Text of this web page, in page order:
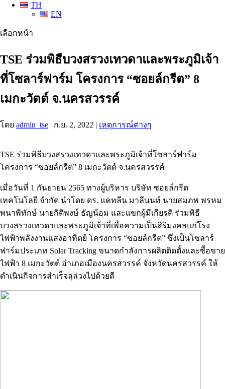
TH
EN
เลือกหน้า
TSE ร่วมพิธีบวงสรวงเทวดาและพระภูมิเจ้า
ที่โซลาร์ฟาร์ม โครงการ “ซอยล์กรีต” 8
เมกะวัตต์ จ.นครสวรรค์
โดย admin_tse | ก.ย. 2, 2022 | เหตุการณ์ต่างๆ
TSE ร่วมพิธีบวงสรวงเทวดาและพระภูมิเจ้าที่โซลาร์ฟาร์ม
โครงการ “ซอยล์กรีต” 8 เมกะวัตต์ จ.นครสวรรค์
เมื่อวันที่ 1 กันยายน 2565 ทางผู้บริหาร บริษัท ซอยล์กรีต
เทคโนโลยี จำกัด นำโดย ดร. แคทลีน มาลีนนท์ นายสมภพ พรหม
พนาพิทักษ์ นายกิติพงษ์ ธัญน้อม และแขกผู้มีเกียรติ ร่วมพิธี
บวงสรวงเทวดาและพระภูมิเจ้าที่เพื่อความเป็นสิริมงคลแก่โรง
ไฟฟ้าพลังงานแสงอาทิตย์ โครงการ “ซอยล์กรีต” ซึ่งเป็นโซลาร์
ฟาร์มประเภท Solar Tracking ขนาดกำลังการผลิตติดตั้งและซื้อขาย
ไฟฟ้า 8 เมกะวัตต์ อำเภอเมืองนครสวรรค์ จังหวัดนครสวรรค์ ให้
ดำเนินกิจการสำเร็จลุล่วงไปด้วยดี